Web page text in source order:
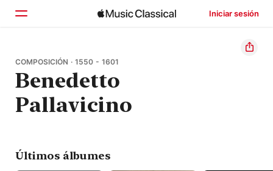
Iniciar sesión
Inicio
Explorar
Buscar
COMPOSICIÓN · 1550 - 1601
Benedetto
Pallavicino
Últimos álbumes